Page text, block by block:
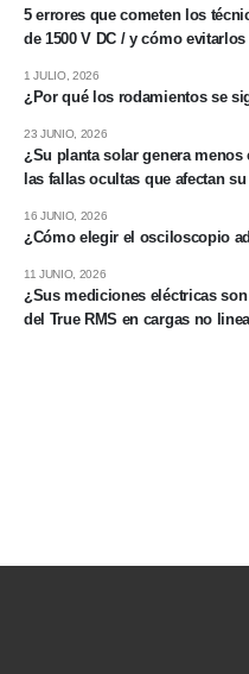
5 errores que cometen los
de 1500 V DC / y cómo
¿Por qué los rodamientos se
1 JULIO, 2026
¿Su planta solar genera menos
las fallas ocultas que afectan
23 JUNIO, 2026
¿Cómo elegir el osciloscopio
16 JUNIO, 2026
¿Sus mediciones eléctricas
del True RMS en cargas no
11 JUNIO, 2026